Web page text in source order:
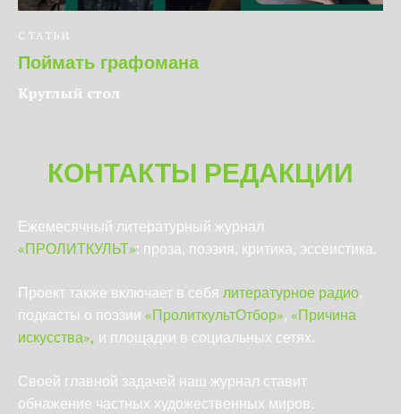
СТАТЬИ
Поймать графомана
Круглый стол
КОНТАКТЫ РЕДАКЦИИ
Ежемесячный литературный журнал
«ПРОЛИТКУЛЬТ»: проза, поэзия, критика, эссеистика.
Проект также включает в себя литературное радио,
подкасты о поэзии «ПролиткультОтбор», «Причина
искусства», и площадки в социальных сетях.
Своей главной задачей наш журнал ставит
обнажение частных художественных миров.